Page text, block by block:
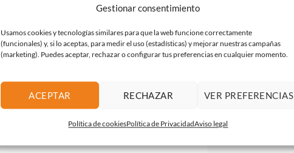
Gestionar consentimiento
Usamos cookies y tecnologías similares para que la web funcione correctamente
(funcionales) y, si lo aceptas, para medir el uso (estadísticas) y mejorar nuestras campañas
(marketing). Puedes aceptar, rechazar o configurar tus preferencias en cualquier momento.
ACEPTAR RECHAZAR VER PREFERENCIAS
Política de cookiesPolítica de PrivacidadAviso legal